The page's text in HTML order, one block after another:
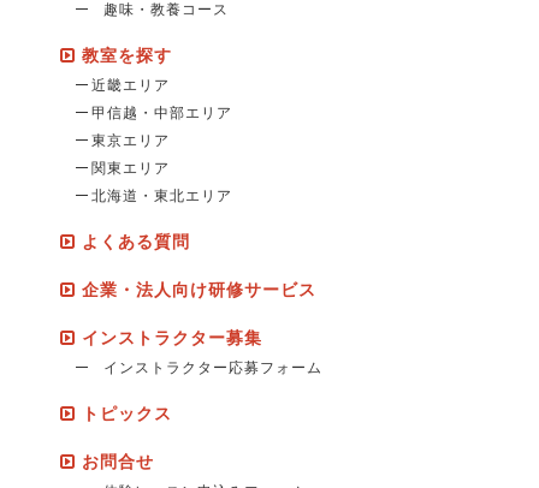
趣味・教養コース
教室を探す
近畿エリア
甲信越・中部エリア
東京エリア
関東エリア
北海道・東北エリア
よくある質問
企業・法人向け研修サービス
インストラクター募集
インストラクター応募フォーム
トピックス
お問合せ